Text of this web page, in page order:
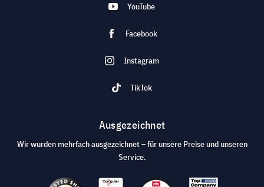
YouTube
Facebook
Instagram
TikTok
Ausgezeichnet
Wir wurden mehrfach ausgezeichnet – für unsere Preise und unseren
Service.